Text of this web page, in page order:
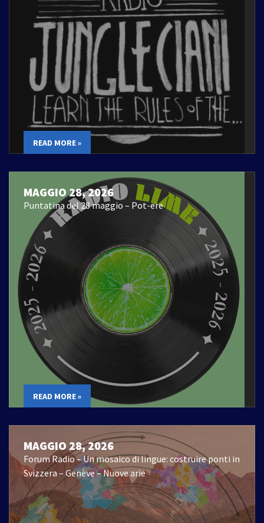
READ MORE »
MAGGIO 28, 2026
Puntatina del 28 maggio – Pot-ere
READ MORE »
MAGGIO 28, 2026
Forum Radio – Un mosaico di lingue: costruire ponti in
Svizzera – Genève – Nuove arie